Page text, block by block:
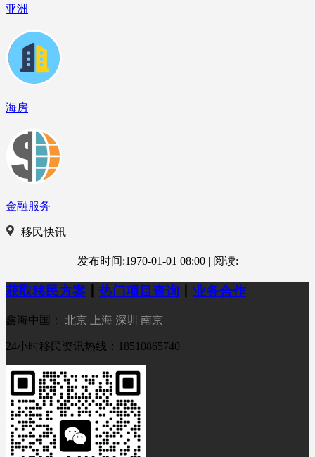
亚洲
海房
金融服务
移民快讯
发布时间:1970-01-01 08:00 | 阅读:
获取移民方案 热门项目查询 业务合作
鑫海中国： 北京 上海 深圳 南京
24小时移民资讯热线：18510865740